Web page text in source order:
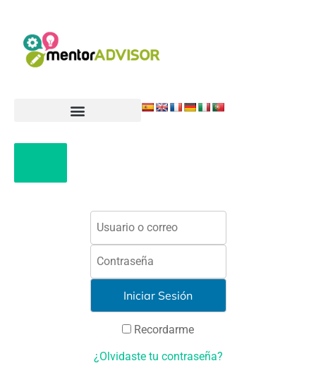
Recordarme
¿Olvidaste tu contraseña?